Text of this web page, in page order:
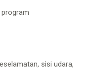
sisi udara,